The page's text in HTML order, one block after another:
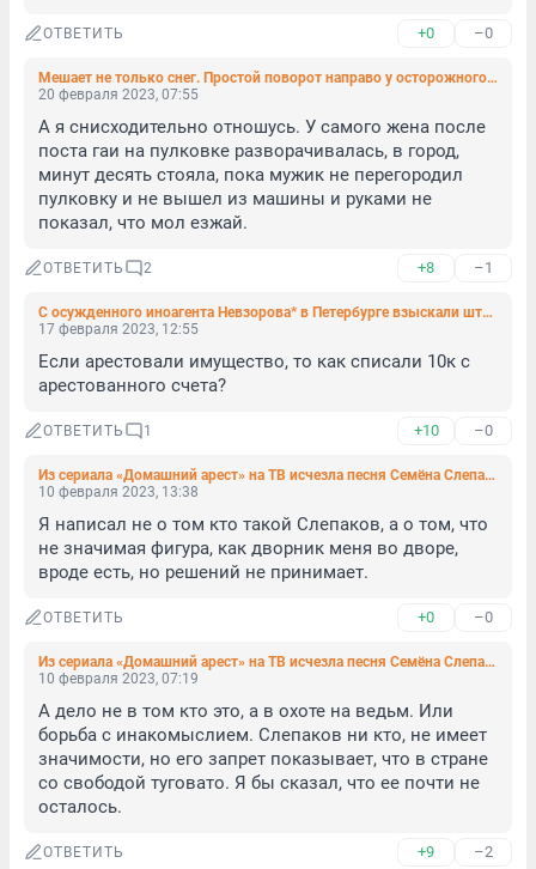
ОТВЕТИТЬ +0 –0
Мешает не только снег. Простой поворот направо у осторожного водителя занял 2,5 минуты
20 февраля 2023, 07:55
А я снисходительно отношусь. У самого жена после
поста гаи на пулковке разворачивалась, в город,
минут десять стояла, пока мужик не перегородил
пулковку и не вышел из машины и руками не
показал, что мол езжай.
ОТВЕТИТЬ 2 +8 –1
С осужденного иноагента Невзорова* в Петербурге взыскали штраф
17 февраля 2023, 12:55
Если арестовали имущество, то как списали 10к с
арестованного счета?
ОТВЕТИТЬ 1 +10 –0
Из сериала «Домашний арест» на ТВ исчезла песня Семёна Слепакова
10 февраля 2023, 13:38
Я написал не о том кто такой Слепаков, а о том, что
не значимая фигура, как дворник меня во дворе,
вроде есть, но решений не принимает.
ОТВЕТИТЬ +0 –0
Из сериала «Домашний арест» на ТВ исчезла песня Семёна Слепакова
10 февраля 2023, 07:19
А дело не в том кто это, а в охоте на ведьм. Или
борьба с инакомыслием. Слепаков ни кто, не имеет
значимости, но его запрет показывает, что в стране
со свободой туговато. Я бы сказал, что ее почти не
осталось.
ОТВЕТИТЬ +9 –2